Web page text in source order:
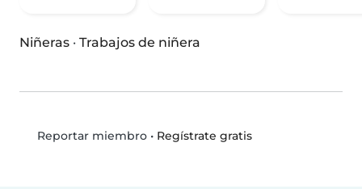
Niñeras · Trabajos de niñera
Reportar miembro• Regístrate gratis